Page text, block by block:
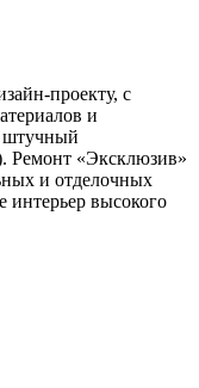
проекту, с
и
штучный
Ремонт «Эксклюзив»
и отделочных
интерьер высокого